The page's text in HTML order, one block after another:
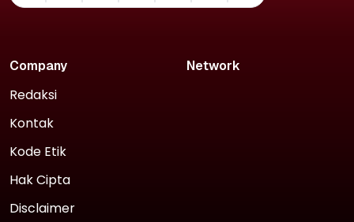
Company
Redaksi
Kontak
Kode Etik
Hak Cipta
Disclaimer
Network